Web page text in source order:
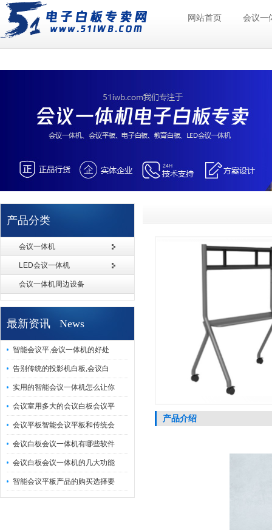
网站首页 会议一
产品分类
会议一体机
LED会议一体机
会议一体机周边设备
最新资讯 News
智能会议平,会议一体机的好处
告别传统的投影机白板,会议白
实用的智能会议一体机怎么让你
会议室用多大的会议白板会议平
会议平板智能会议平板和传统会
会议白板会议一体机有哪些软件
会议白板会议一体机的几大功能
智能会议平板产品的购买选择要
产品介绍